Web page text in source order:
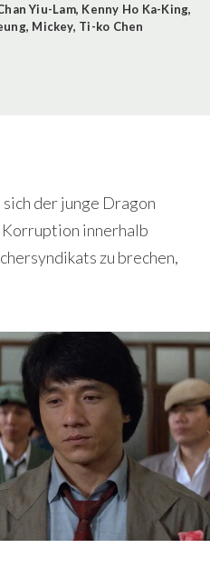
Yiu-Lam, Kenny Ho Ka-King,
, Mickey, Ti-ko Chen
der junge Dragon
Korruption innerhalb
zu brechen,